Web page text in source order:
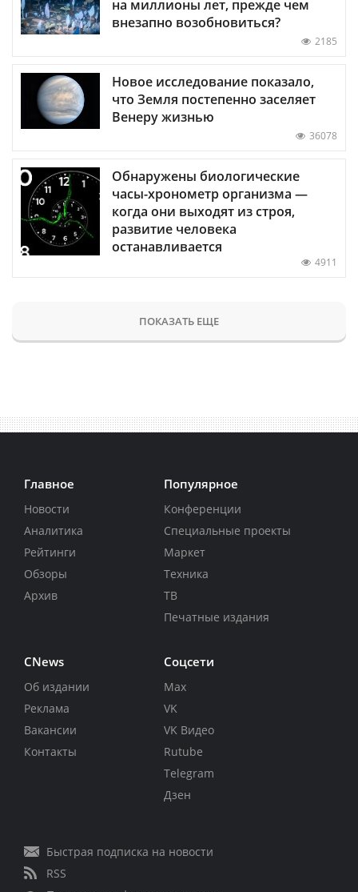
на миллионы лет, прежде чем
внезапно возобновиться?
2185
Новое исследование показало,
что Земля постепенно заселяет
Венеру жизнью
36078
Обнаружены биологические
часы-хронометр организма —
когда они выходят из строя,
развитие человека
останавливается
4911
ПОКАЗАТЬ ЕЩЕ
Главное
Новости
Аналитика
Рейтинги
Обзоры
Архив
Популярное
Конференции
Специальные проекты
Маркет
Техника
ТВ
Печатные издания
CNews
Об издании
Реклама
Вакансии
Контакты
Соцсети
Max
VK
VK Видео
Rutube
Telegram
Дзен
Быстрая подписка на новости
RSS